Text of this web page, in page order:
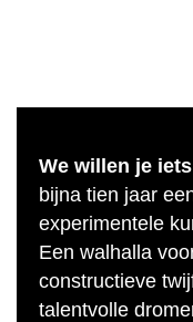
We willen je
bijna tien jaar
experimentele
Een walhalla
constructieve
talentvolle